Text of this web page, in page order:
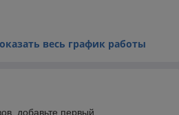
весь график работы
добавьте первый